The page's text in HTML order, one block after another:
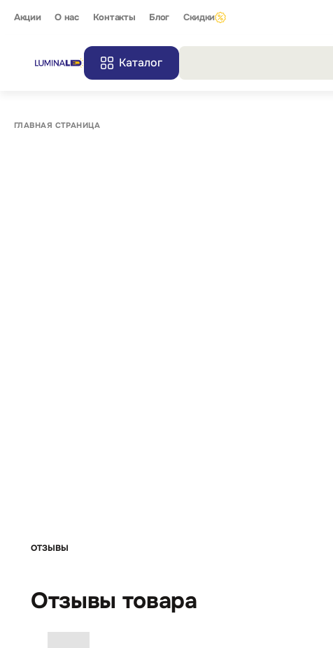
Акции О нас Контакты Блог Скидки
Каталог
ГЛАВНАЯ СТРАНИЦА
ОТЗЫВЫ
Отзывы товара